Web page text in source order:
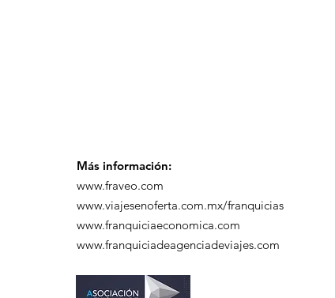
Más información:
www.fraveo.com
www.viajesenoferta.com.mx/franquicias
www.franquiciaeconomica.com
www.franquiciadeagenciadeviajes.com